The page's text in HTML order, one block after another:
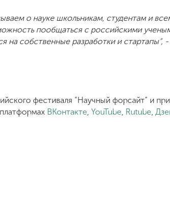
о науке школьникам, студентам и
пообщаться с российскими
на собственные разработки и
фестиваля “Научный форсайт” и
ВКонтакте, YouTube, Rutube,